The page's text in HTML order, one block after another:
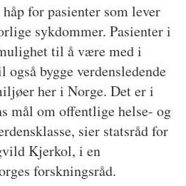
for pasienter som lever
sykdommer. Pasienter i
til å være med i
også bygge verdensledende
her i Norge. Det er i
mål om offentlige helse- og
sier statsråd for
Kjerkol, i en
forskningsråd.